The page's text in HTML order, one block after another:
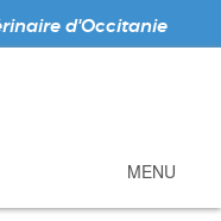
d'Occitanie
MENU